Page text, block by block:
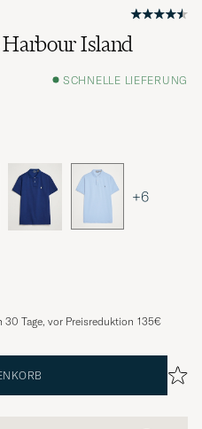
Island
SCHNELLE LIEFERUNG
+6
30 Tage, vor Preisreduktion 135€